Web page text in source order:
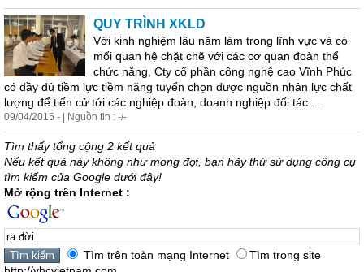
QUY TRÌNH XKLD
Với kinh nghiệm lâu năm làm trong lĩnh vực và có
mối quan hệ chặt chẽ với các cơ quan đoàn thể
chức năng, Cty cổ phần công nghệ cao Vĩnh Phúc
có đầy đủ tiềm lực tiềm năng tuyển chọn được nguồn nhân lực chất
lượng để tiến cử tới các nghiệp đoàn, doanh nghiệp đối tác....
09/04/2015 - | Nguồn tin : -/-
Tìm thấy tổng cộng 2 kết quả
Nếu kết quả này không như mong đợi, bạn hãy thử sử dụng công cụ
tìm kiếm của Google dưới đây!
Mở rộng trên Internet :
Tìm trên toàn mạng Internet
Tìm trong site